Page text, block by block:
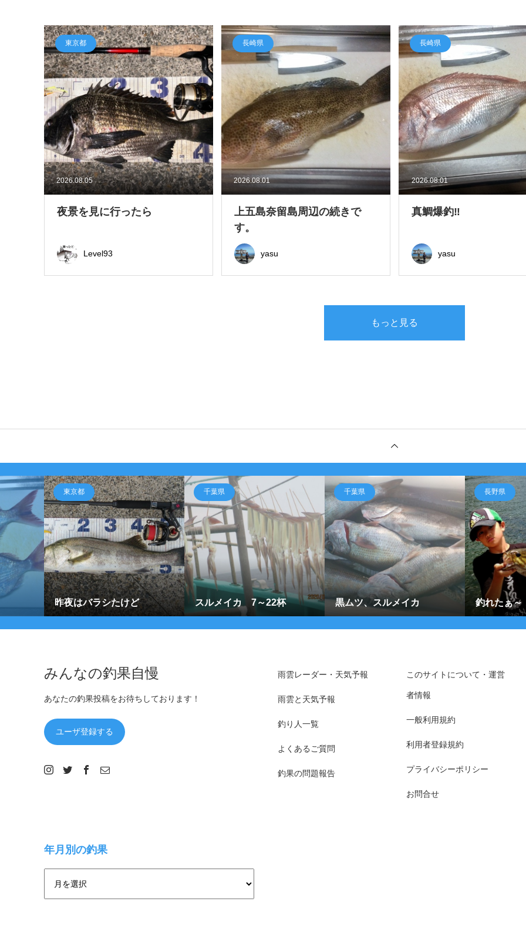
2026.08.05
東京都
夜景を見に行ったら
Level93
2026.08.01
長崎県
上五島奈留島周辺の続きで
す。
yasu
2026.08.01
長崎県
真鯛爆釣‼
yasu
もっと見る
東京都
昨夜はバラシたけど
千葉県
スルメイカ 7～22杯
千葉県
黒ムツ、スルメイカ
長野県
釣れたぁ～
みんなの釣果自慢
あなたの釣果投稿をお待ちしております！
ユーザ登録する
雨雲レーダー・天気予報
雨雲と天気予報
釣り人一覧
よくあるご質問
釣果の問題報告
このサイトについて・運営
者情報
一般利用規約
利用者登録規約
プライバシーポリシー
お問合せ
年月別の釣果